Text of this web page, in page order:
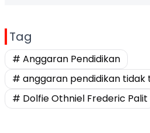
Tag
# Anggaran Pendidikan
# anggaran pendidikan tidak
# Dolfie Othniel Frederic Palit